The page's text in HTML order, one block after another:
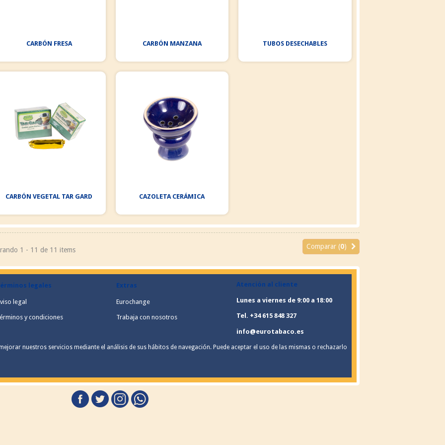
CARBÓN FRESA CARBÓN MANZANA TUBOS DESECHABLES
CARBÓN VEGETAL TAR GARD CAZOLETA CERÁMICA
Comparar (0)
1 - 11 de 11 items
legales
legal
y condiciones
Extras
Eurochange
Trabaja con nosotros
Atención al cliente
Lunes a viernes de 9:00 a 18:00
Tel. +34 615 848 327
info@eurotabaco.es
nuestros servicios mediante el análisis de sus hábitos de navegación. Puede aceptar el uso de las mismas o rechazarlo